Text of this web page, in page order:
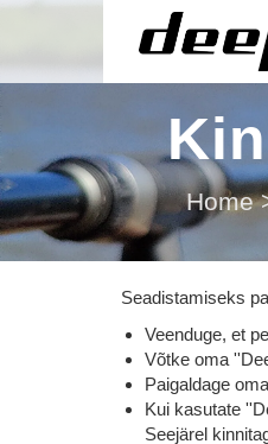
Home
Seadistamiseks
Veenduge, et
Võtke oma
Paigaldage
Kui kasutate
Seejärel